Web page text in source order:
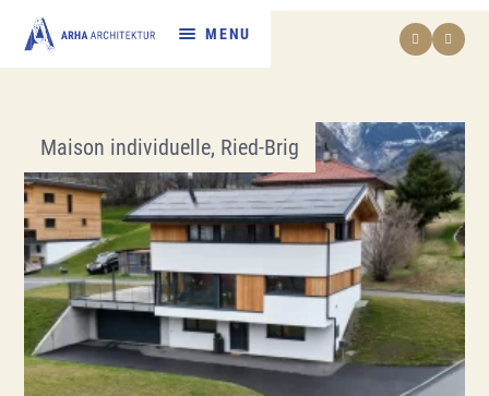
Références
Maison individuelle, Ried-Brig